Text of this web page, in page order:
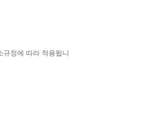
정에 따라 적용됩니